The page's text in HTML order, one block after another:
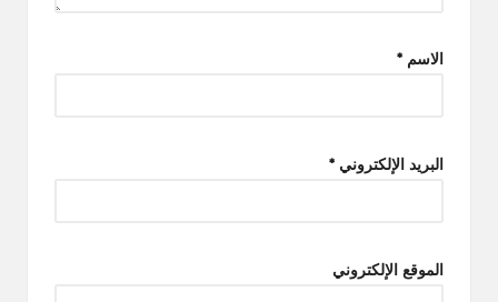
الاسم *
البريد الإلكتروني *
الموقع الإلكتروني